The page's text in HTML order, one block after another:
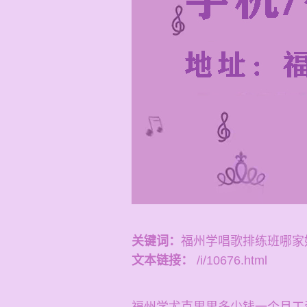
关键词： 福州学唱歌排练班哪家
文本链接：
/i/10676.html